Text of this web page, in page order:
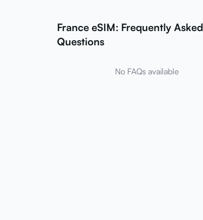
France eSIM: Frequently Asked
Questions
No FAQs available